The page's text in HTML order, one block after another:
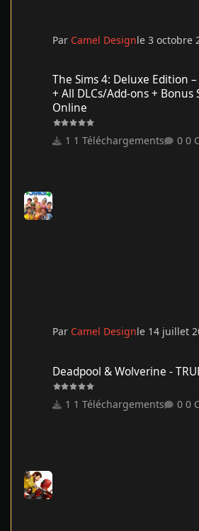
Par Camel Designle 3 octobre
The Sims 4: Deluxe Edition
+ All DLCs/Add-ons + Bonus
Online
1 Téléchargements 0
Par Camel Designle 14 juillet
Deadpool & Wolverine -
1 Téléchargements 0